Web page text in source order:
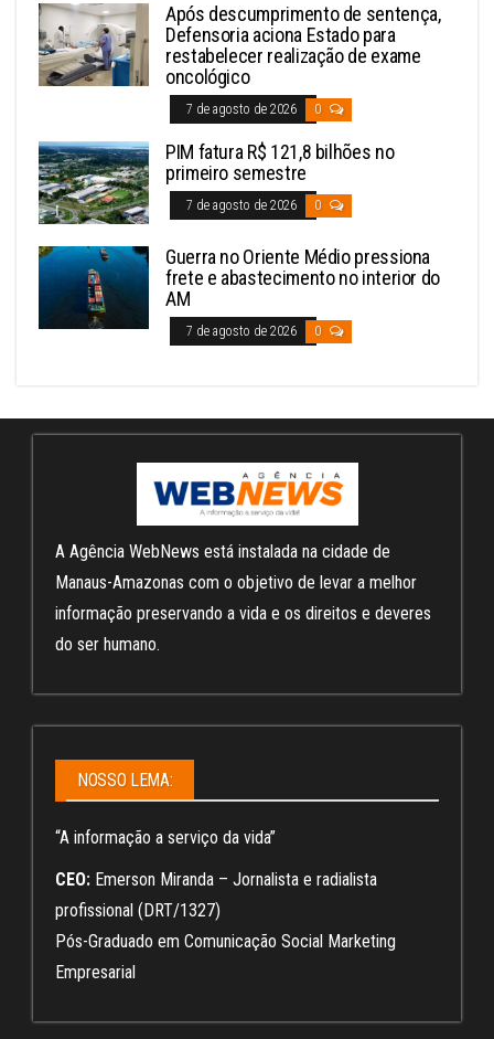
Após descumprimento de sentença,
Defensoria aciona Estado para
restabelecer realização de exame
oncológico
7 de agosto de 2026 0
PIM fatura R$ 121,8 bilhões no
primeiro semestre
7 de agosto de 2026 0
Guerra no Oriente Médio pressiona
frete e abastecimento no interior do
AM
7 de agosto de 2026 0
A Agência WebNews está instalada na cidade de
Manaus-Amazonas com o objetivo de levar a melhor
informação preservando a vida e os direitos e deveres
do ser humano.
NOSSO LEMA:
“A informação a serviço da vida”
CEO: Emerson Miranda – Jornalista e radialista
profissional (DRT/1327)
Pós-Graduado em Comunicação Social Marketing
Empresarial